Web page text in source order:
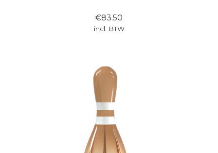
€83.50
incl. BTW